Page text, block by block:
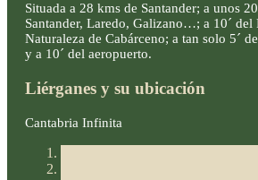
Situada a 28 kms de Santander; a unos
Santander, Laredo, Galizano…; a 10´ del
Naturaleza de Cabárceno; a tan solo 5´
y a 10´ del aeropuerto.
Liérganes y su ubicación
Cantabria Infinita